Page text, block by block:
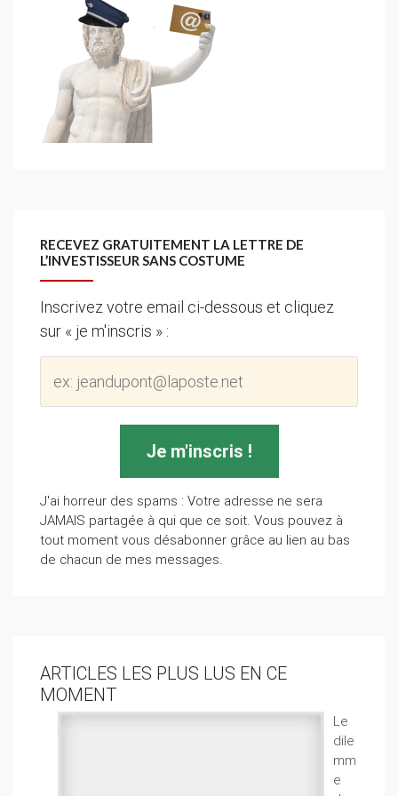
RECEVEZ GRATUITEMENT LA LETTRE DE
L’INVESTISSEUR SANS COSTUME
Inscrivez votre email ci-dessous et cliquez
sur « je m'inscris » :
J'ai horreur des spams : Votre adresse ne sera
JAMAIS partagée à qui que ce soit. Vous pouvez à
tout moment vous désabonner grâce au lien au bas
de chacun de mes messages.
ARTICLES LES PLUS LUS EN CE
MOMENT
Le
dile
mm
e